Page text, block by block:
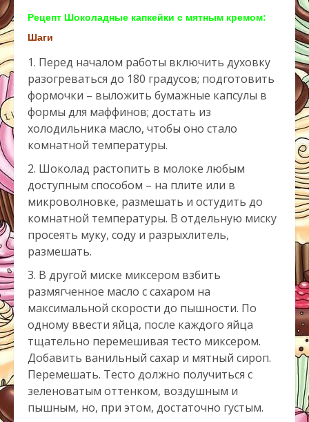
Рецепт Шоколадные капкейки с мятным кремом:
Шаги
Перед началом работы включить духовку
разогреваться до 180 градусов; подготовить
формочки – выложить бумажные капсулы в
формы для маффинов; достать из
холодильника масло, чтобы оно стало
комнатной температуры.
Шоколад растопить в молоке любым
доступным способом – на плите или в
микроволновке, размешать и остудить до
комнатной температуры. В отдельную миску
просеять муку, соду и разрыхлитель,
размешать.
В другой миске миксером взбить
размягченное масло с сахаром на
максимальной скорости до пышности. По
одному ввести яйца, после каждого яйца
тщательно перемешивая тесто миксером.
Добавить ванильный сахар и мятный сироп.
Перемешать. Тесто должно получиться с
зеленоватым оттенком, воздушным и
пышным, но, при этом, достаточно густым.